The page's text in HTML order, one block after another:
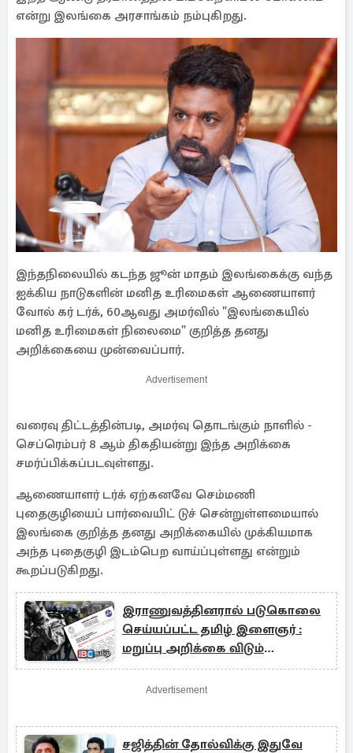
என்று இலங்கை அரசாங்கம் நம்புகிறது.
இந்தநிலையில் கடந்த ஜூன் மாதம் இலங்கைக்கு வந்த
ஐக்கிய நாடுகளின் மனித உரிமைகள் ஆணையாளர்
வோல் கர் டர்க், 60ஆவது அமர்வில் "இலங்கையில்
மனித உரிமைகள் நிலைமை" குறித்த தனது
அறிக்கையை முன்வைப்பார்.
Advertisement
வரைவு திட்டத்தின்படி, அமர்வு தொடங்கும் நாளில் -
செப்ரெம்பர் 8 ஆம் திகதியன்று இந்த அறிக்கை
சமர்ப்பிக்கப்படவுள்ளது.
ஆணையாளர் டர்க் ஏற்கனவே செம்மணி
புதைகுழியைப் பார்வையிட் டுச் சென்றுள்ளமையால்
இலங்கை குறித்த தனது அறிக்கையில் முக்கியமாக
அந்த புதைகுழி இடம்பெற வாய்ப்புள்ளது என்றும்
கூறப்படுகிறது.
இராணுவத்தினரால் படுகொலை
செய்யப்பட்ட தமிழ் இளைஞர் :
மறுப்பு அறிக்கை விடும்
காவல்துறை
Advertisement
சஜித்தின் தோல்விக்கு இதுவே